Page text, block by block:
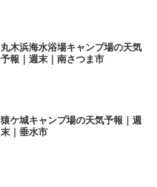
丸木浜海水浴場キャンプ場の天気
予報｜週末｜南さつま市
猿ケ城キャンプ場の天気予報｜週
末｜垂水市